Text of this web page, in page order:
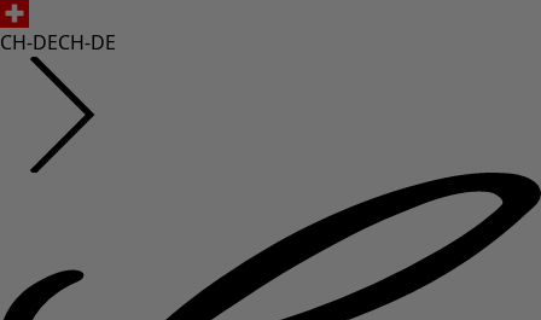
CH-DECH-DE